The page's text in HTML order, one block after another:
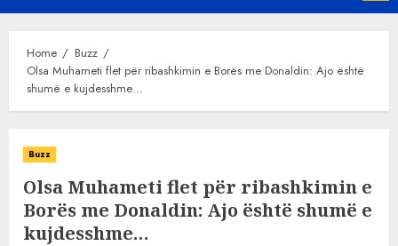
Menu
Home
Buzz
Olsa Muhameti flet për ribashkimin e Borës me Donaldin: Ajo është
shumë e kujdesshme…
Buzz
Olsa Muhameti flet për ribashkimin e
Borës me Donaldin: Ajo është shumë e
kujdesshme…